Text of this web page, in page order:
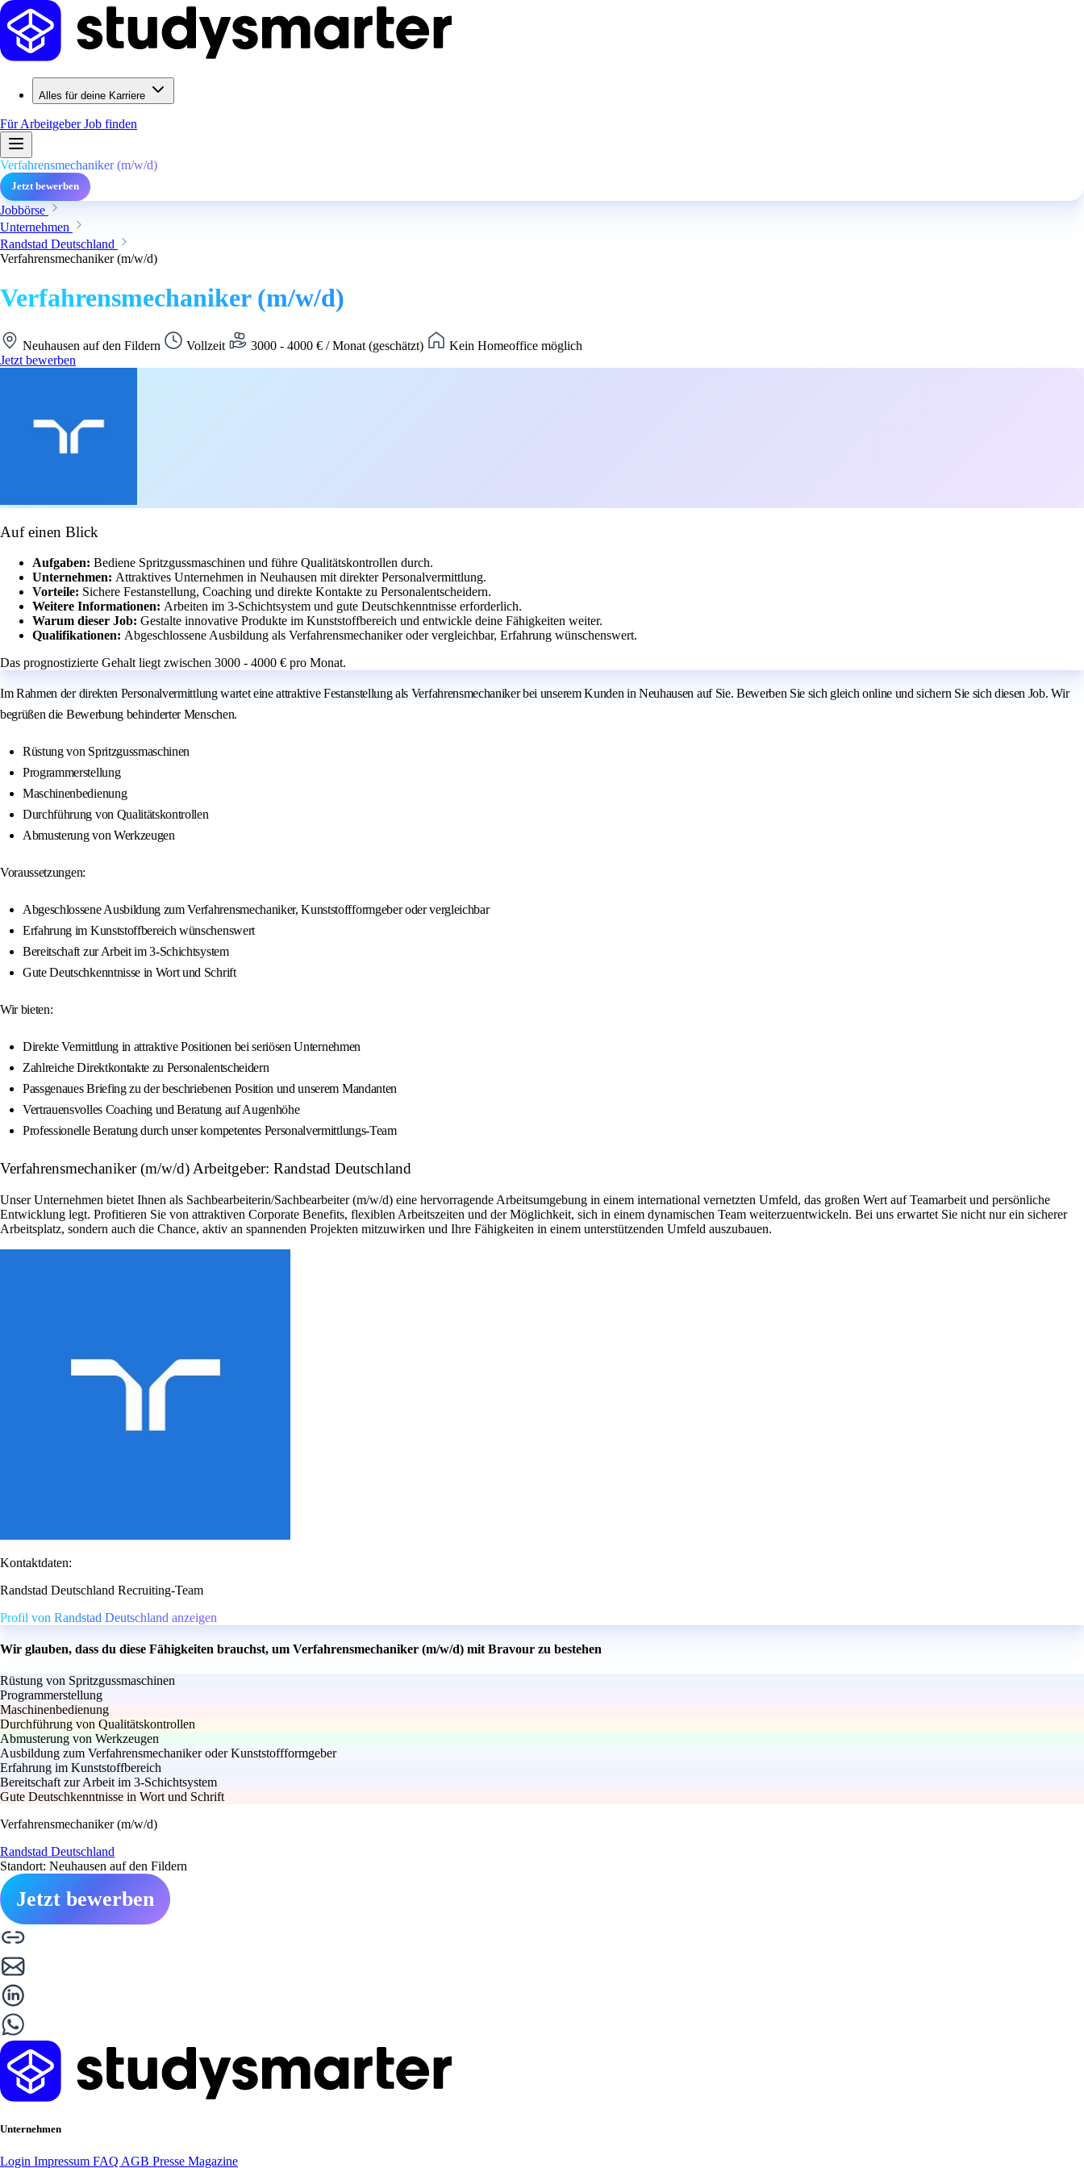
Alles für deine Karriere
Für ArbeitgeberJob finden
Verfahrensmechaniker (m/w/d)
Jetzt bewerben
Jobbörse
Unternehmen
Randstad Deutschland
Verfahrensmechaniker (m/w/d)
Verfahrensmechaniker (m/w/d)
Neuhausen auf den Fildern Vollzeit 3000 - 4000 € / Monat (geschätzt)
Kein Homeoffice möglich
Jetzt bewerben
Auf einen Blick
Aufgaben: Bediene Spritzgussmaschinen und führe Qualitätskontrollen durch.
Unternehmen: Attraktives Unternehmen in Neuhausen mit direkter Personalvermittlung.
Vorteile: Sichere Festanstellung, Coaching und direkte Kontakte zu Personalentscheidern.
Weitere Informationen: Arbeiten im 3-Schichtsystem und gute Deutschkenntnisse erforderlich.
Warum dieser Job: Gestalte innovative Produkte im Kunststoffbereich und entwickle deine Fähigkeiten weiter.
Qualifikationen: Abgeschlossene Ausbildung als Verfahrensmechaniker oder vergleichbar, Erfahrung wünschenswert.
Das prognostizierte Gehalt liegt zwischen 3000 - 4000 € pro Monat.
Im Rahmen der direkten Personalvermittlung wartet eine attraktive Festanstellung als Verfahrensmechaniker bei unserem Kunden in Neuhausen auf Sie. Bewerben Sie sich gleich online und sichern Sie sich diesen Job. Wir
begrüßen die Bewerbung behinderter Menschen.
Rüstung von Spritzgussmaschinen
Programmerstellung
Maschinenbedienung
Durchführung von Qualitätskontrollen
Abmusterung von Werkzeugen
Voraussetzungen:
Abgeschlossene Ausbildung zum Verfahrensmechaniker, Kunststoffformgeber oder vergleichbar
Erfahrung im Kunststoffbereich wünschenswert
Bereitschaft zur Arbeit im 3-Schichtsystem
Gute Deutschkenntnisse in Wort und Schrift
Wir bieten:
Direkte Vermittlung in attraktive Positionen bei seriösen Unternehmen
Zahlreiche Direktkontakte zu Personalentscheidern
Passgenaues Briefing zu der beschriebenen Position und unserem Mandanten
Vertrauensvolles Coaching und Beratung auf Augenhöhe
Professionelle Beratung durch unser kompetentes Personalvermittlungs-Team
Verfahrensmechaniker (m/w/d) Arbeitgeber: Randstad Deutschland
Unser Unternehmen bietet Ihnen als Sachbearbeiterin/Sachbearbeiter (m/w/d) eine hervorragende Arbeitsumgebung in einem international vernetzten Umfeld, das großen Wert auf Teamarbeit und persönliche
Entwicklung legt. Profitieren Sie von attraktiven Corporate Benefits, flexiblen Arbeitszeiten und der Möglichkeit, sich in einem dynamischen Team weiterzuentwickeln. Bei uns erwartet Sie nicht nur ein sicherer
Arbeitsplatz, sondern auch die Chance, aktiv an spannenden Projekten mitzuwirken und Ihre Fähigkeiten in einem unterstützenden Umfeld auszubauen.
Kontaktdaten:
Randstad Deutschland Recruiting-Team
Profil von Randstad Deutschland anzeigen
Wir glauben, dass du diese Fähigkeiten brauchst, um Verfahrensmechaniker (m/w/d) mit Bravour zu bestehen
Rüstung von Spritzgussmaschinen
Programmerstellung
Maschinenbedienung
Durchführung von Qualitätskontrollen
Abmusterung von Werkzeugen
Ausbildung zum Verfahrensmechaniker oder Kunststoffformgeber
Erfahrung im Kunststoffbereich
Bereitschaft zur Arbeit im 3-Schichtsystem
Gute Deutschkenntnisse in Wort und Schrift
Verfahrensmechaniker (m/w/d)
Randstad Deutschland
Standort: Neuhausen auf den Fildern
Jetzt bewerben
Unternehmen
Login Impressum FAQ AGB Presse Magazine